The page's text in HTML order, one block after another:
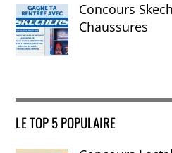
Concours
Chaussures
LE TOP 5 POPULAIRE